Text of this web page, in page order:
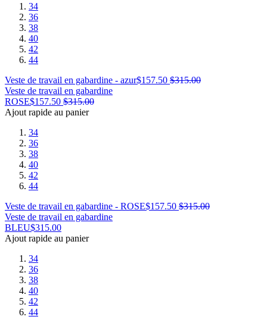
34
36
38
40
42
44
Veste de travail en gabardine - azur$157.50 $315.00
Veste de travail en gabardine
ROSE$157.50 $315.00
Ajout rapide au panier
34
36
38
40
42
44
Veste de travail en gabardine - ROSE$157.50 $315.00
Veste de travail en gabardine
BLEU$315.00
Ajout rapide au panier
34
36
38
40
42
44